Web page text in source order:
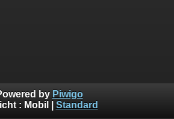
by Piwigo
: Mobil Standard